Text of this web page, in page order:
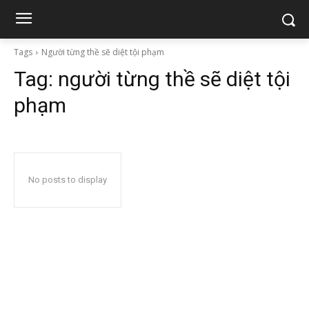
Tags Người từng thề sẽ diệt tội phạm
Tag: người từng thề sẽ diệt tội
phạm
No posts to display